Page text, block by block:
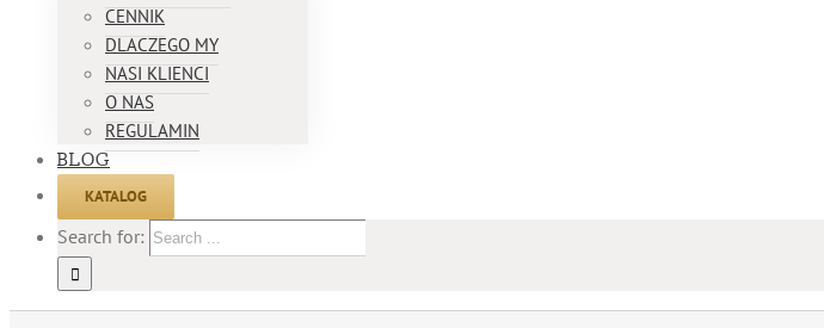
CENNIK
DLACZEGO MY
NASI KLIENCI
O NAS
REGULAMIN
BLOG
KATALOG
Search for: